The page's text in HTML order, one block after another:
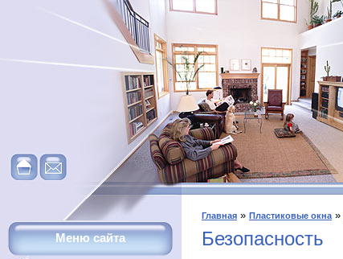
Меню сайта
Главная » Пластиковые окна»
Безопасность